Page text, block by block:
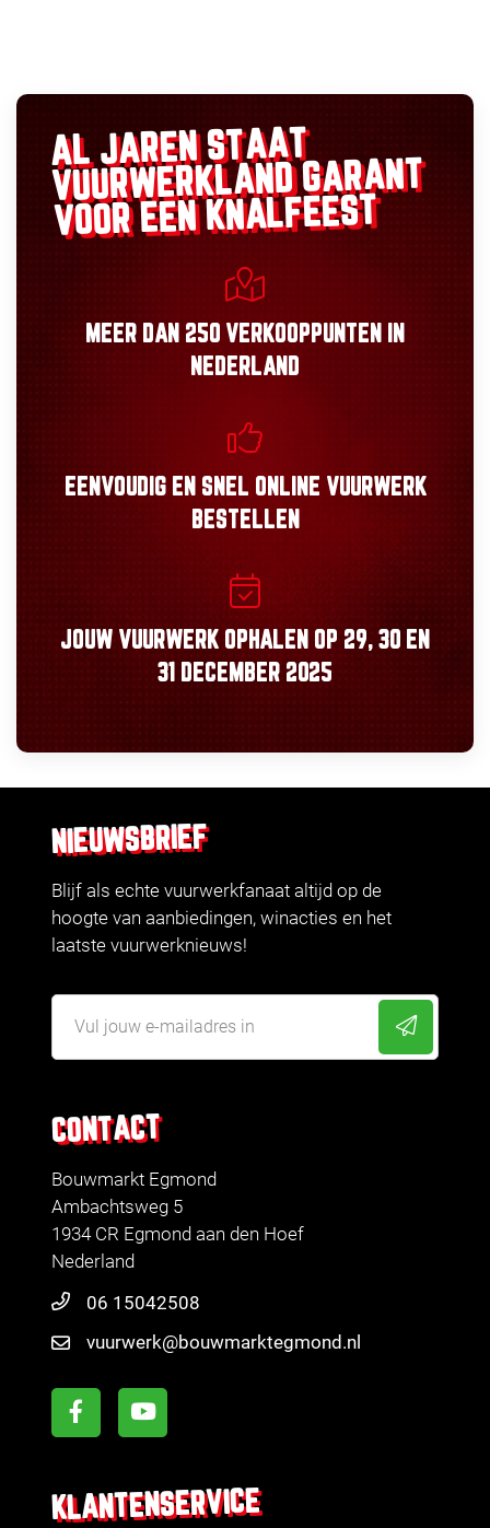
AL JAREN STAAT
VUURWERKLANDGARANT
VOOR EEN KNALFEEST
MEER DAN 250 VERKOOPPUNTEN
IN
NEDERLAND
EENVOUDIGEN SNEL ONLINE VUURWERK
BESTELLEN
JOUW VUURWERK OPHALEN OP 29, 30 EN
31 DECEMBER 2025
CONTACT
Bouwmarkt Egmond
Ambachtsweg 5
1934 CR Egmond aan den Hoef
Nederland
06 15042508
vuurwerk@bouwmarktegmond.nl
KLANTENSERVICE
NIEUWSBRIEF
Blijf als echte vuurwerkfanaat altijd op de
hoogte van aanbiedingen, winacties en het
laatste vuurwerknieuws!